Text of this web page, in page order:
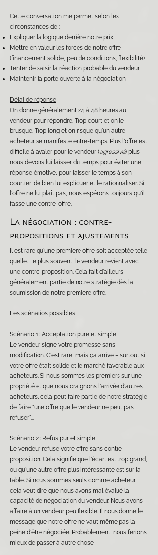
Cette conversation me permet selon les
circonstances de :
Expliquer la logique derrière notre prix
Mettre en valeur les forces de notre offre
(financement solide, peu de conditions, flexibilité)
Tenter de saisir la réaction probable du vendeur
Maintenir la porte ouverte à la négociation
Délai de réponse
On donne généralement 24 à 48 heures au
vendeur pour répondre. Trop court et on le
brusque. Trop long et on risque qu'un autre
acheteur se manifeste entre-temps. Plus l'offre est
difficile à avaler pour le vendeur (agressive) plus
nous devons lui laisser du temps pour éviter une
réponse émotive, pour laisser le temps à son
courtier, de bien lui expliquer et le rationnaliser. Si
l'offre ne lui plaît pas, nous espérons toujours qu'il
fasse une contre-offre.
La négociation : contre-
propositions et ajustements
Il est rare qu'une première offre soit acceptée telle
quelle. Le plus souvent, le vendeur revient avec
une contre-proposition. Cela fait d'ailleurs
généralement partie de notre stratégie dès la
soumission de notre première offre.
Les scénarios possibles
Scénario 1 : Acceptation pure et simple
Le vendeur signe votre promesse sans
modification. C'est rare, mais ça arrive – surtout si
votre offre était solide et le marché favorable aux
acheteurs. Si nous sommes les premiers sur une
propriété et que nous craignons l'arrivée d'autres
acheteurs, cela peut faire partie de notre stratégie
de faire "une offre que le vendeur ne peut pas
refuser"...
Scénario 2 : Refus pur et simple
Le vendeur refuse votre offre sans contre-
proposition. Cela signifie que l'écart est trop grand,
ou qu'une autre offre plus intéressante est sur la
table. Si nous sommes seuls comme acheteur,
cela veut dire que nous avons mal évalué la
capacité de négociation du vendeur. Nous avons
affaire à un vendeur peu flexible. Il nous donne le
message que notre offre ne vaut même pas la
peine d'être négociée. Probablement, nous ferions
mieux de passer à autre chose !